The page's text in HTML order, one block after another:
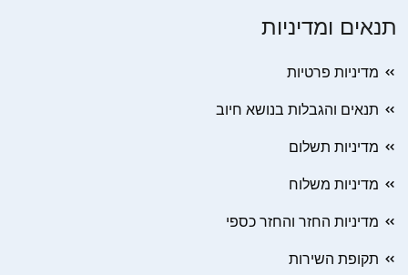
תנאים ומדיניות
מדיניות פרטיות
תנאים והגבלות בנושא חיוב
מדיניות תשלום
מדיניות משלוח
מדיניות החזר והחזר כספי
תקופת השירות